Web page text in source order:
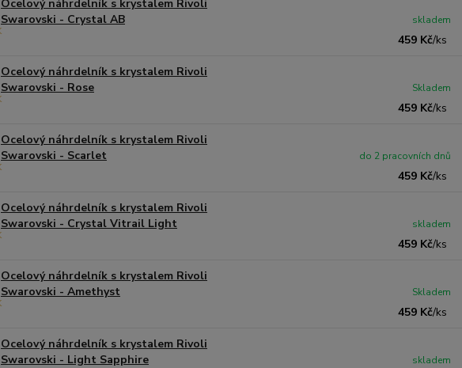
Ocelový náhrdelník s krystalem Rivoli
Swarovski - Crystal AB
459 Kč/ks
skladem
Ocelový náhrdelník s krystalem Rivoli
Swarovski - Rose
459 Kč/ks
Skladem
Ocelový náhrdelník s krystalem Rivoli
Swarovski - Scarlet
459 Kč/ks
do 2 pracovních dnů
Ocelový náhrdelník s krystalem Rivoli
Swarovski - Crystal Vitrail Light
459 Kč/ks
skladem
Ocelový náhrdelník s krystalem Rivoli
Swarovski - Amethyst
459 Kč/ks
Skladem
Ocelový náhrdelník s krystalem Rivoli
Swarovski - Light Sapphire
skladem